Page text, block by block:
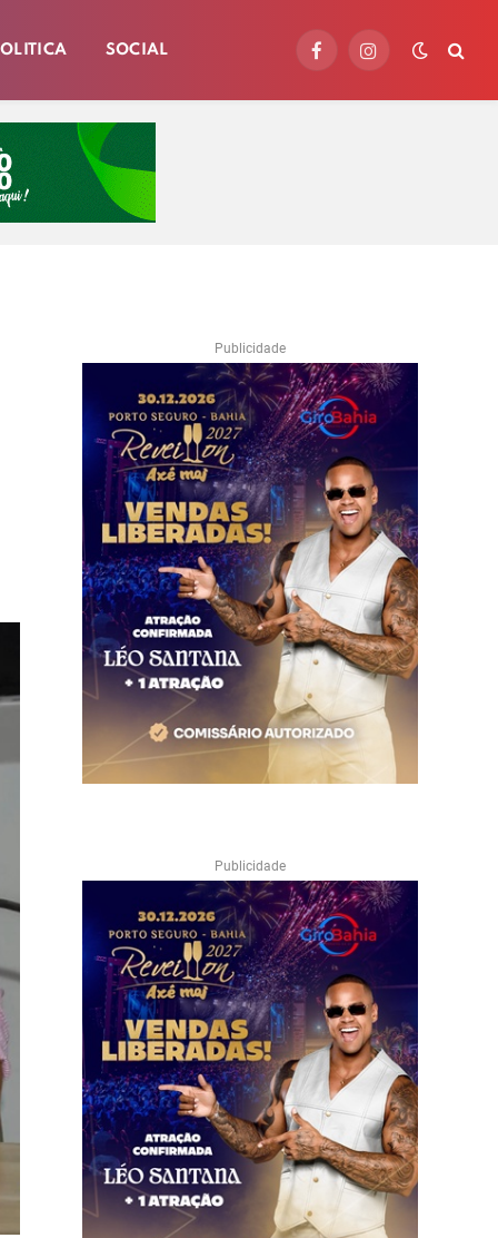
SOCIAL
FacebookInstagram
Publicidade
Publicidade